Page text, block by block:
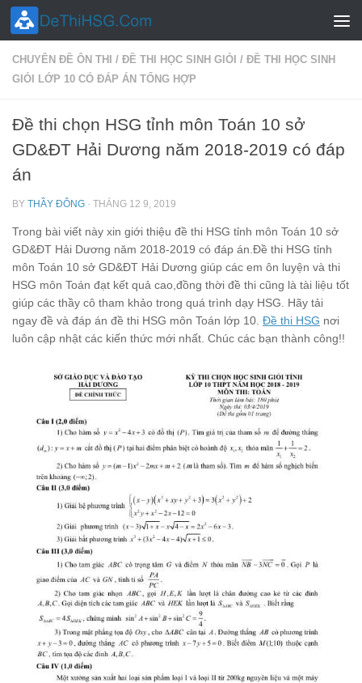
Skip to content
CHUYÊN ĐỀ ÔN THI / ĐỀ THI HỌC SINH GIỎI / ĐỀ THI HỌC SINH
GIỎI LỚP 10 CÓ ĐÁP ÁN TỔNG HỢP
Đề thi chọn HSG tỉnh môn Toán 10 sở
GD&ĐT Hải Dương năm 2018-2019 có đáp
án
BY THẦY ĐÔNG · THÁNG 12 9, 2019
Trong bài viết này xin giới thiệu đề thi HSG tỉnh môn Toán 10 sở
GD&ĐT Hải Dương năm 2018-2019 có đáp án.Đề thi HSG tỉnh
môn Toán 10 sở GD&ĐT Hải Dương giúp các em ôn luyện và thi
HSG môn Toán đạt kết quả cao,đồng thời đề thi cũng là tài liệu tốt
giúp các thầy cô tham khảo trong quá trình dạy HSG. Hãy tải
ngay đề và đáp án đề thi HSG môn Toán lớp 10. Đề thi HSG nơi
luôn cập nhật các kiến thức mới nhất. Chúc các bạn thành công!!